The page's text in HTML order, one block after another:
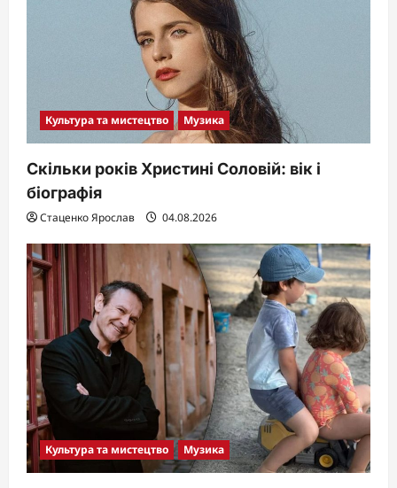
Культура та мистецтво Музика
Скільки років Христині Соловій: вік і
біографія
Стаценко Ярослав 04.08.2026
Культура та мистецтво Музика